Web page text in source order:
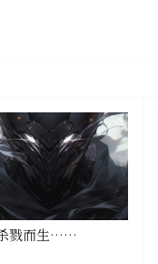
戮而生……